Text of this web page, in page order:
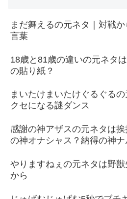
まだ舞えるの元ネタ｜対戦
言葉
18歳と81歳の違いの元ネタ
の貼り紙？
まいたけまいたけぐるぐる
クセになる謎ダンス
感謝の神アザスの元ネタは
の神オナシャス？納得の神ナ
やりますねぇの元ネタは野
から